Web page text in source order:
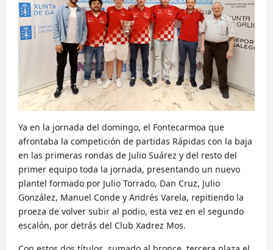
Ya en la jornada del domingo, el Fontecarmoa que
afrontaba la competición de partidas Rápidas con la baja
en las primeras rondas de Julio Suárez y del resto del
primer equipo toda la jornada, presentando un nuevo
plantel formado por Julio Torrado, Dan Cruz, Julio
González, Manuel Conde y Andrés Varela, repitiendo la
proeza de volver subir al podio, esta vez en el segundo
escalón, por detrás del Club Xadrez Mos.